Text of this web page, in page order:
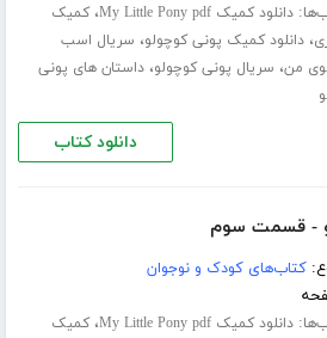
دانلود کمیک My Little Pony pdf ،کمیک
،دانلود کمیک پونی کوچولو، سریال اسب
من، سریال پونی کوچولو،داستان های پونی
دانلود کتاب
- قسمت سوم
کتاب‌های کودک و نوجوان
دانلود کمیک My Little Pony pdf ،کمیک